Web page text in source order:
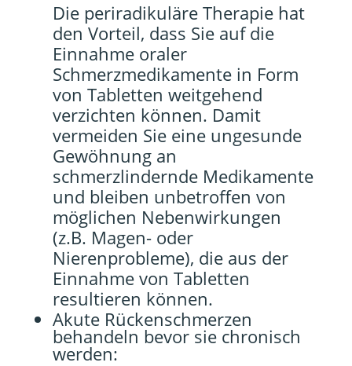
Die periradikuläre Therapie hat
den Vorteil, dass Sie auf die
Einnahme oraler
Schmerzmedikamente in Form
von Tabletten weitgehend
verzichten können. Damit
vermeiden Sie eine ungesunde
Gewöhnung an
schmerzlindernde Medikamente
und bleiben unbetroffen von
möglichen Nebenwirkungen
(z.B. Magen- oder
Nierenprobleme), die aus der
Einnahme von Tabletten
resultieren können.
Akute Rückenschmerzen
behandeln bevor sie chronisch
werden: